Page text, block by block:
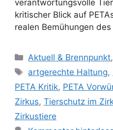
verantwortungsvolle
kritischer Blick auf
realen Bemühungen
K
e
g
o
Aktuell & Brennpunkt,
S
c
l
a
artgerechte Haltung,
PETA Kritik, PETA
Zirkus, Tierschutz im
Zirkustiere